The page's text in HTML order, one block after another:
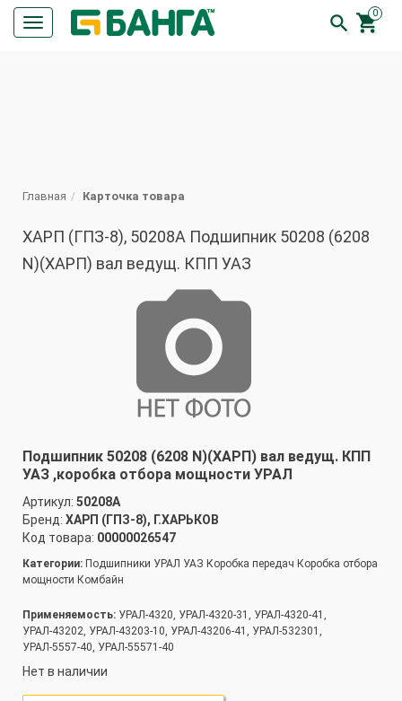
Кнопка
меню
0


Главная Карточка товара
ХАРП (ГПЗ-8), 50208А Подшипник 50208 (6208
N)(ХАРП) вал ведущ. КПП УАЗ
Подшипник 50208 (6208 N)(ХАРП) вал ведущ. КПП
УАЗ ,коробка отбора мощности УРАЛ
Артикул: 50208А
Бренд: ХАРП (ГПЗ-8), Г.ХАРЬКОВ
Код товара: 00000026547
Категории: Подшипники УРАЛ УАЗ Коробка передач Коробка отбора
мощности Комбайн
Применяемость: УРАЛ-4320, УРАЛ-4320-31, УРАЛ-4320-41,
УРАЛ-43202, УРАЛ-43203-10, УРАЛ-43206-41, УРАЛ-532301,
УРАЛ-5557-40, УРАЛ-55571-40
Нет в наличии